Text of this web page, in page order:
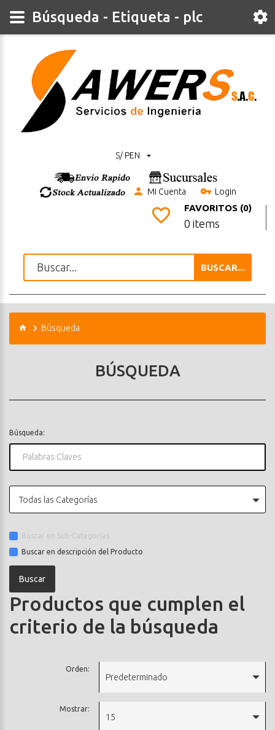
S/ PEN
Mi Cuenta Login
FAVORITOS (0)
0 items
BUSCAR...
Búsqueda
BÚSQUEDA
Búsqueda:
Todas las Categorías
Buscar en Sub-Categorías
Buscar en descripción del Producto
Productos que cumplen el
criterio de la búsqueda
Orden:
Predeterminado
Mostrar:
15
Búsqueda - Etiqueta - plc